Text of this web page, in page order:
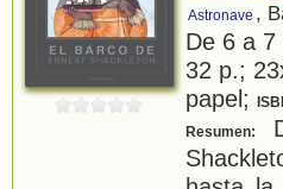
Astronave ,
De 6 a
32 p.;
papel;
Resumen: